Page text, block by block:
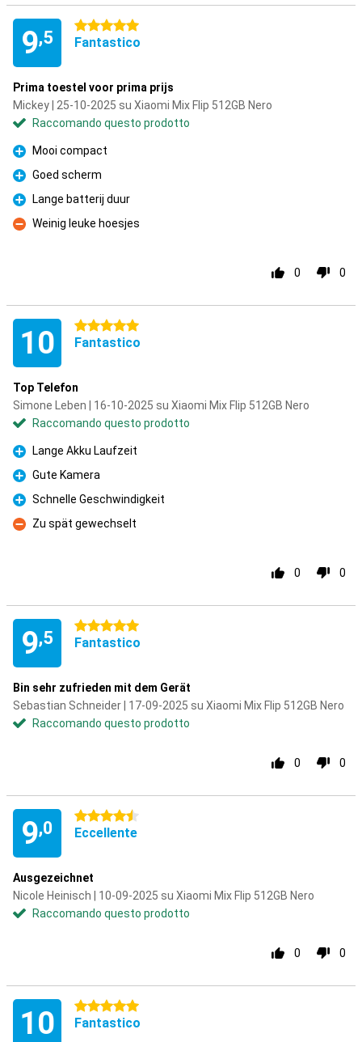
9,5
5 stelle
Fantastico
Prima toestel voor prima prijs
Mickey | 25-10-2025 su Xiaomi Mix Flip 512GB Nero
Raccomando questo prodotto
Pro
Mooi compact
Pro
Goed scherm
Pro
Lange batterij duur
Contro
Weinig leuke hoesjes
0 0
10 5 stelle
Fantastico
Top Telefon
Simone Leben | 16-10-2025 su Xiaomi Mix Flip 512GB Nero
Raccomando questo prodotto
Pro
Lange Akku Laufzeit
Pro
Gute Kamera
Pro
Schnelle Geschwindigkeit
Contro
Zu spät gewechselt
0 0
9,5
5 stelle
Fantastico
Bin sehr zufrieden mit dem Gerät
Sebastian Schneider | 17-09-2025 su Xiaomi Mix Flip 512GB Nero
Raccomando questo prodotto
0 0
9,0
4.5 stelle
Eccellente
Ausgezeichnet
Nicole Heinisch | 10-09-2025 su Xiaomi Mix Flip 512GB Nero
Raccomando questo prodotto
0 0
10 5 stelle
Fantastico